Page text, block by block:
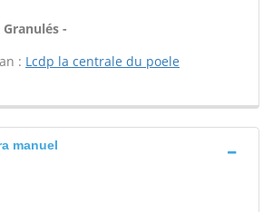
Granulés -
: Lcdp la centrale du poele
manuel